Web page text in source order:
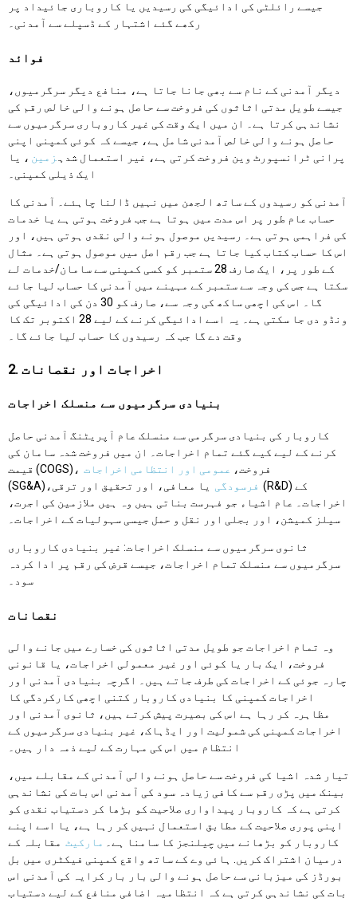
جیسے رائلٹی کی ادائیگی کی رسیدیں یا کاروباری جائیداد پر
رکھے گئے اشتہار کے ڈسپلے سے آمدنی۔
فوائد
دیگر آمدنی کے نام سے بھی جانا جاتا ہے، منافع دیگر سرگرمیوں،
جیسے طویل مدتی اثاثوں کی فروخت سے حاصل ہونے والی خالص رقم کی
نشاندہی کرتا ہے۔ ان میں ایک وقت کی غیر کاروباری سرگرمیوں سے
حاصل ہونے والی خالص آمدنی شامل ہے، جیسے کہ کوئی کمپنی اپنی
پرانی ٹرانسپورٹ وین فروخت کرتی ہے، غیر استعمال شدہ زمین ، یا
ایک ذیلی کمپنی۔
آمدنی کو رسیدوں کے ساتھ الجھن میں نہیں ڈالنا چاہئے۔ آمدنی کا
حساب عام طور پر اس مدت میں ہوتا ہے جب فروخت ہوتی ہے یا خدمات
کی فراہمی ہوتی ہے۔ رسیدیں موصول ہونے والی نقدی ہوتی ہیں، اور
اس کا حساب کتاب کیا جاتا ہے جب رقم اصل میں موصول ہوتی ہے۔ مثال
کے طور پر، ایک صارف 28 ستمبر کو کسی کمپنی سے سامان/خدمات لے
سکتا ہے جس کی وجہ سے ستمبر کے مہینے میں آمدنی کا حساب لیا جائے
گا۔ اس کی اچھی ساکھ کی وجہ سے، صارف کو 30 دن کی ادائیگی کی
ونڈو دی جا سکتی ہے۔ یہ اسے ادائیگی کرنے کے لیے 28 اکتوبر تک کا
وقت دے گا جب کہ رسیدوں کا حساب لیا جائے گا۔
2. اخراجات اور نقصانات
بنیادی سرگرمیوں سے منسلک اخراجات
کاروبار کی بنیادی سرگرمی سے منسلک عام آپریٹنگ آمدنی حاصل
کرنے کے لیے کیے گئے تمام اخراجات۔ ان میں فروخت شدہ سامان کی
قیمت (COGS)، فروخت، عمومی اور انتظامی اخراجات
(SG&A)،
فرسودگی یا معافی، اور تحقیق اور ترقی (R&D) کے
اخراجات۔ عام اشیاء جو فہرست بناتی ہیں وہ ہیں ملازمین کی اجرت،
سیلز کمیشن، اور بجلی اور نقل و حمل جیسی سہولیات کے اخراجات۔
ثانوی سرگرمیوں سے منسلک اخراجات: غیر بنیادی کاروباری
سرگرمیوں سے منسلک تمام اخراجات، جیسے قرض کی رقم پر ادا کردہ
سود۔
نقصانات
وہ تمام اخراجات جو طویل مدتی اثاثوں کی خسارے میں جانے والی
فروخت، ایک بار یا کوئی اور غیر معمولی اخراجات، یا قانونی
چارہ جوئی کے اخراجات کی طرف جاتے ہیں۔ اگرچہ بنیادی آمدنی اور
اخراجات کمپنی کا بنیادی کاروبار کتنی اچھی کارکردگی کا
مظاہرہ کر رہا ہے اس کی بصیرت پیش کرتے ہیں، ثانوی آمدنی اور
اخراجات کمپنی کی شمولیت اور ایڈہاک، غیر بنیادی سرگرمیوں کے
انتظام میں اس کی مہارت کے لیے ذمہ دار ہیں۔
تیار شدہ اشیا کی فروخت سے حاصل ہونے والی آمدنی کے مقابلے میں،
بینک میں پڑی رقم سے کافی زیادہ سود کی آمدنی اس بات کی نشاندہی
کرتی ہے کہ کاروبار پیداواری صلاحیت کو بڑھا کر دستیاب نقدی کو
اپنی پوری صلاحیت کے مطابق استعمال نہیں کر رہا ہے، یا اسے اپنے
کاروبار کو بڑھانے میں چیلنجز کا سامنا ہے۔ مارکیٹ مقابلہ کے
درمیان اشتراک کریں. ہائی وے کے ساتھ واقع کمپنی فیکٹری میں بل
بورڈز کی میزبانی سے حاصل ہونے والی بار بار کرایہ کی آمدنی اس
بات کی نشاندہی کرتی ہے کہ انتظامیہ اضافی منافع کے لیے دستیاب